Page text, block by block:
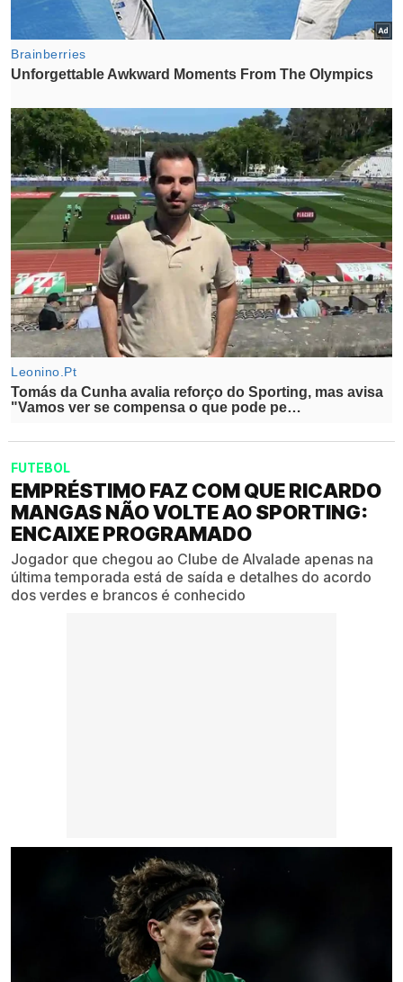
FUTEBOL
EMPRÉSTIMO FAZ COM QUE RICARDO
MANGAS NÃO VOLTE AO SPORTING:
ENCAIXE PROGRAMADO
Jogador que chegou ao Clube de Alvalade apenas na
última temporada está de saída e detalhes do acordo
dos verdes e brancos é conhecido